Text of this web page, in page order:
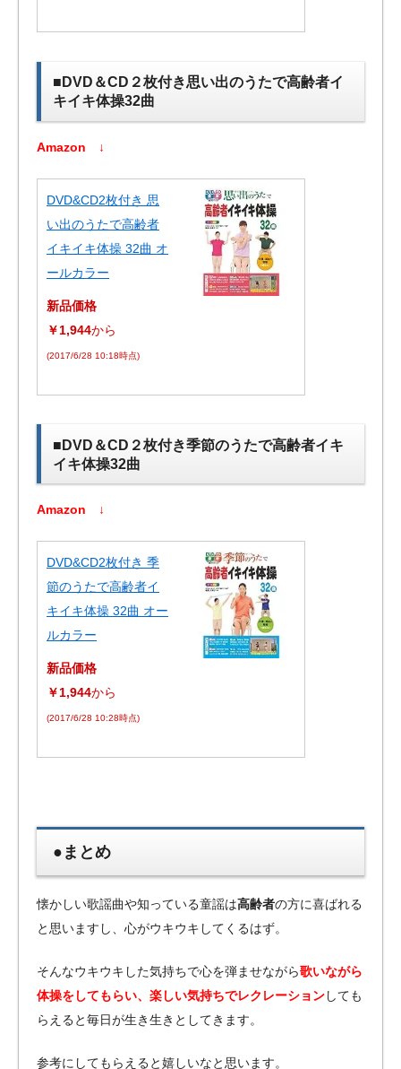
■DVD＆CD２枚付き思い出のうたで高齢者イ
キイキ体操32曲
Amazon ↓
DVD&CD2枚付き 思
い出のうたで高齢者
イキイキ体操 32曲 オ
ールカラー
新品価格
￥1,944から
(2017/6/28 10:18時点)
■DVD＆CD２枚付き季節のうたで高齢者イキ
イキ体操32曲
Amazon ↓
DVD&CD2枚付き 季
節のうたで高齢者イ
キイキ体操 32曲 オー
ルカラー
新品価格
￥1,944から
(2017/6/28 10:28時点)
●まとめ
懐かしい歌謡曲や知っている童謡は高齢者の方に喜ばれる
と思いますし、心がウキウキしてくるはず。
そんなウキウキした気持ちで心を弾ませながら歌いながら
体操をしてもらい、楽しい気持ちでレクレーションしても
らえると毎日が生き生きとしてきます。
参考にしてもらえると嬉しいなと思います。